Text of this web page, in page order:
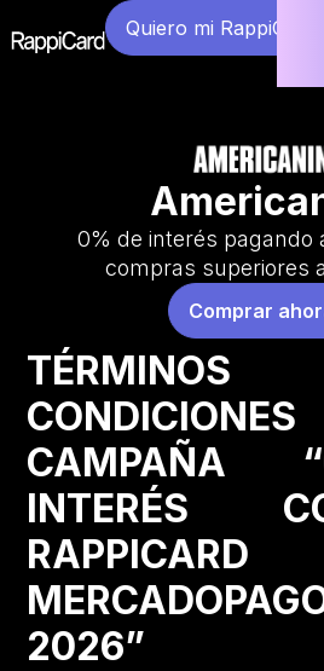
Quiero mi RappiCard
0% de interés pagando
compras superiores
Comprar
CAMPAÑA
INTERÉS
2026”